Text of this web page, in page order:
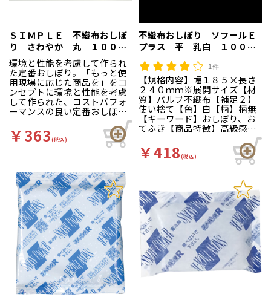
ＳＩＭＰＬＥ 不織布おしぼ
り さわやか 丸 １００本
入
環境と性能を考慮して作られ
た定番おしぼり。「もっと使
用現場に応じた商品を」をコ
ンセプトに環境と性能を考慮
して作られた、コストパフォ
ーマンスの良い定番おしぼり
です！紙製と不織布製からお
選びいただけます。
￥363(税込)
不織布おしぼり ソフールＥ
プラス 平 乳白 １００本
1件
【規格内容】幅１８５×長さ
２４０ｍｍ※展開サイズ【材
質】パルプ不織布【補足２】
使い捨て【色】白【柄】柄無
【キーワード】おしぼり、お
てふき【商品特徴】高級感溢
す。
￥418(税込)